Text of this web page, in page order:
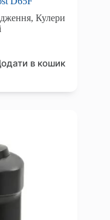
, Кулери
в кошик